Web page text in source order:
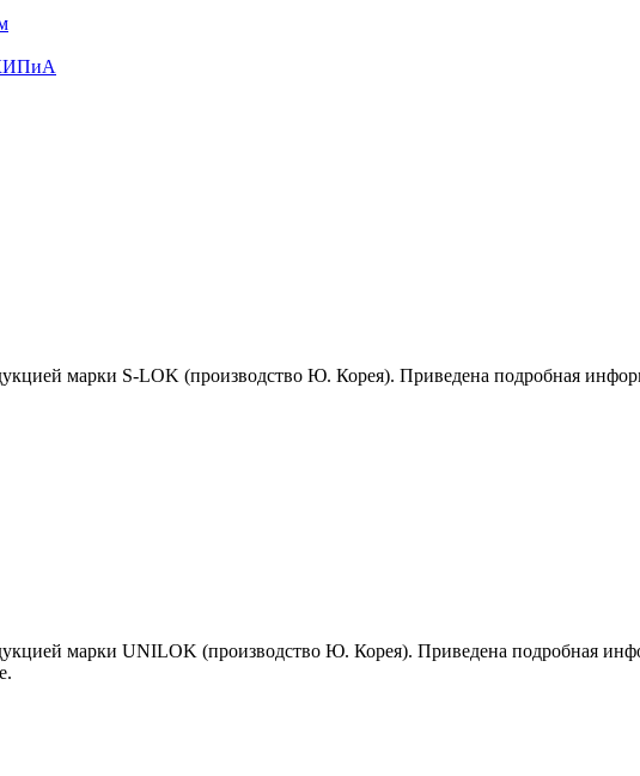
марки S-LOK (производство Ю. Корея). Приведена подробная
марки UNILOK (производство Ю. Корея). Приведена подробная